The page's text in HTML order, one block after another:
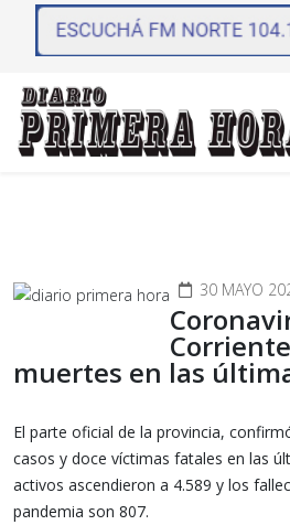
30 MAYO
muertes en las
El parte oficial de la provincia,
casos y doce víctimas fatales en las
activos ascendieron a 4.589 y los
pandemia son 807.